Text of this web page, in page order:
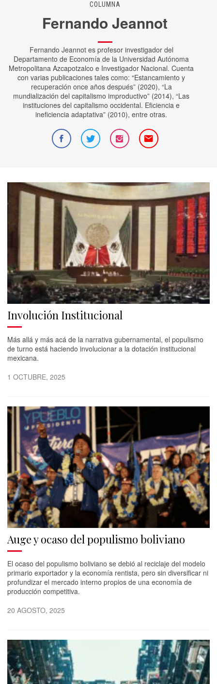
COLUMNA
Fernando Jeannot
Fernando Jeannot es profesor investigador del
Departamento de Economía de la Universidad Autónoma
Metropolitana Azcapotzalco e Investigador Nacional. Cuenta
con varias publicaciones tales como: “Estancamiento y
recuperación once años después” (2020), “La
mundialización del capitalismo improductivo” (2014), “Las
instituciones del capitalismo occidental. Eficiencia e
ineficiencia adaptativa” (2010), entre otras.
Involución Institucional
Más allá y más acá de la narrativa gubernamental, el populismo
de turno está haciendo involucionar a la dotación institucional
mexicana.
1 OCTUBRE, 2025
Auge y ocaso del populismo boliviano
El ocaso del populismo boliviano se debió al reciclaje del modelo
primario exportador y la economía rentista, pero sin diversificar ni
profundizar el mercado interno propios de una economía de
producción competitiva.
20 AGOSTO, 2025